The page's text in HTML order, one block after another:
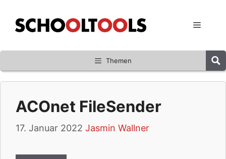
Inhalt
springen
Menü
Themen
ACOnet FileSender
17. Januar 2022 Jasmin Wallner